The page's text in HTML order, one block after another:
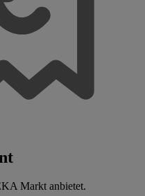
Markt anbietet.